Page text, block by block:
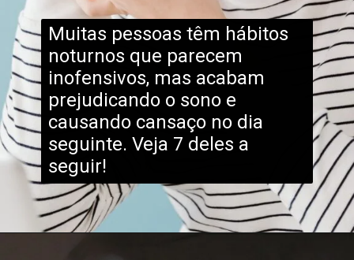
Muitas pessoas têm hábitos
noturnos que parecem
inofensivos, mas acabam
prejudicando o sono e
causando cansaço no dia
seguinte. Veja 7 deles a
seguir!